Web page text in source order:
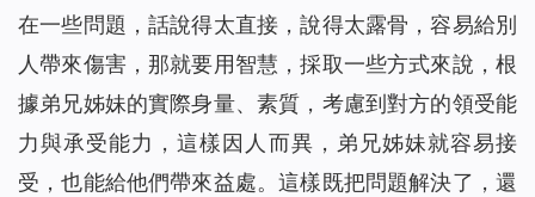
在一些問題，話說得太直接，說得太露骨，容易給別
人帶來傷害，那就要用智慧，採取一些方式來說，根
據弟兄姊妹的實際身量、素質，考慮到對方的領受能
力與承受能力，這樣因人而異，弟兄姊妹就容易接
受，也能給他們帶來益處。這樣既把問題解決了，還